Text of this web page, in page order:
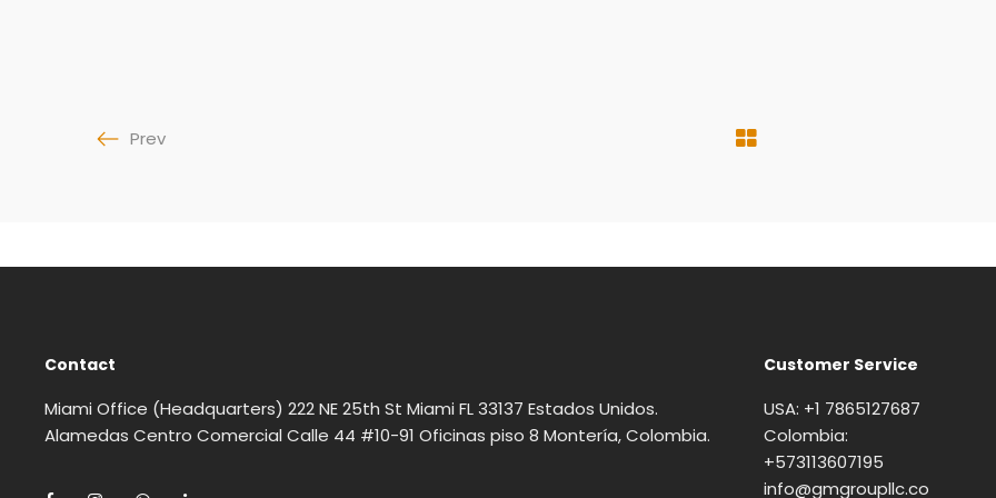
Prev
Contact
Miami Office (Headquarters) 222 NE 25th St Miami FL 33137 Estados Unidos.
Alamedas Centro Comercial Calle 44 #10-91 Oficinas piso 8 Montería, Colombia.
Customer Service
USA: +1 7865127687
Colombia:
+573113607195
info@gmgroupllc.co